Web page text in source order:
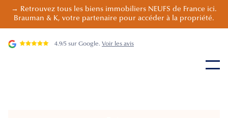
→ Retrouvez tous les biens immobiliers NEUFS de France ici.
Brauman & K, votre partenaire pour accéder à la propriété.
4.9/5 sur Google. Voir les avis